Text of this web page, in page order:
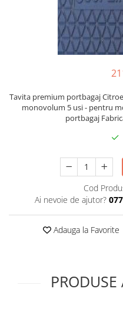
Tavita premium portbagaj
monovolum 5 usi - pentru
portbagaj
Cod
Ai nevoie de ajutor?
Adauga la Favorite
PRODUSE